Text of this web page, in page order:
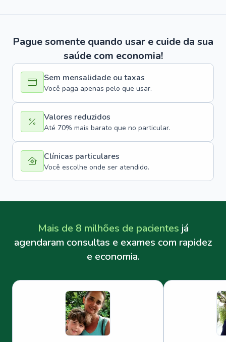
Pague somente quando usar e cuide da sua
saúde com economia!
Sem mensalidade ou taxas
Você paga apenas pelo que usar.
Valores reduzidos
Até 70% mais barato que no particular.
Clínicas particulares
Você escolhe onde ser atendido.
Mais de 8 milhões de pacientes já
agendaram consultas e exames com rapidez
e economia.